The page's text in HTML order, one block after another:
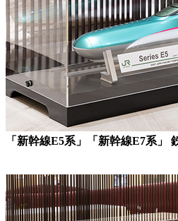
「新幹線E5系」「新幹線E7系」